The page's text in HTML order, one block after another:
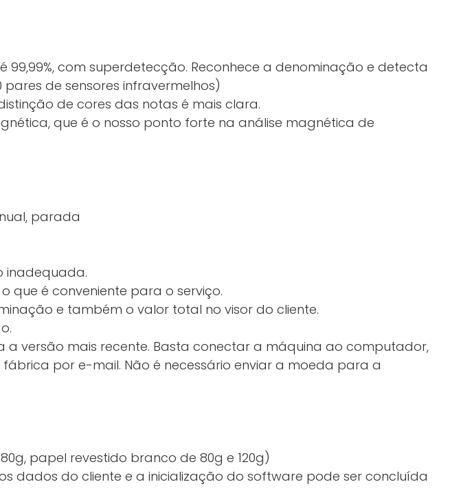
com superdetecção. Reconhece a denominação e detecta
de sensores infravermelhos)
de cores das notas é mais clara.
que é o nosso ponto forte na análise magnética de
parada
inadequada.
que é conveniente para o serviço.
e também o valor total no visor do cliente.
versão mais recente. Basta conectar a máquina ao computador,
por e-mail. Não é necessário enviar a moeda para a
papel revestido branco de 80g e 120g)
dados do cliente e a inicialização do software pode ser concluída